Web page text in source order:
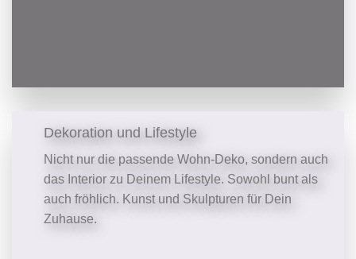
Dekoration und Lifestyle
Nicht nur die passende Wohn-Deko, sondern auch
das Interior zu Deinem Lifestyle. Sowohl bunt als
auch fröhlich. Kunst und Skulpturen für Dein
Zuhause.